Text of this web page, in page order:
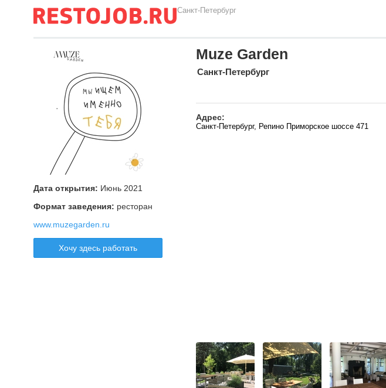
Санкт-Петербург
Muze Garden
Санкт-Петербург
Адрес:
Санкт-Петербург, Репино Приморское шоссе 471
Дата открытия: Июнь 2021
Формат заведения: ресторан
www.muzegarden.ru
Хочу здесь работать